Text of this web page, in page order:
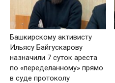
Башкирскому активисту
Ильясу Байгускарову
назначили 7 суток ареста
по «переделанному» прямо
в суде протоколу